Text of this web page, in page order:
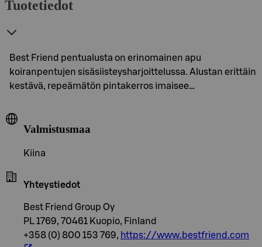
Tuotetiedot
Best Friend pentualusta on erinomainen apu
koiranpentujen sisäsiisteysharjoittelussa. Alustan erittäin
kestävä, repeämätön pintakerros imaisee…
Valmistusmaa
Kiina
Yhteystiedot
Best Friend Group Oy
PL 1769, 70461 Kuopio, Finland
+358 (0) 800 153 769, https://www.bestfriend.com